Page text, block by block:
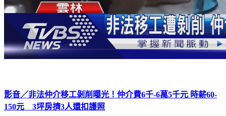
影音／非法仲介移工剝削曝光！仲介費6千-6萬5千元 時薪60-
150元 3坪房擠3人還扣護照